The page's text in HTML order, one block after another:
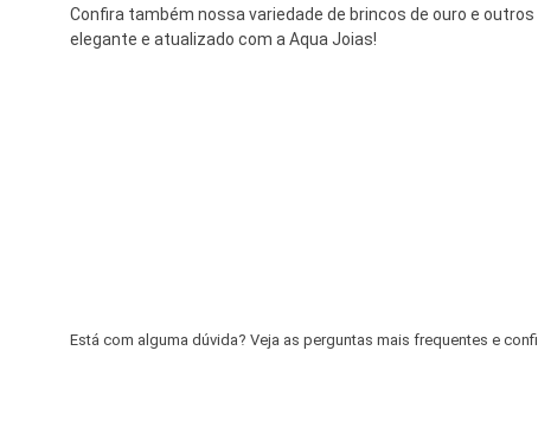
Confira também nossa variedade de brincos de ouro e
elegante e atualizado com a Aqua Joias!
Está com alguma dúvida? Veja as perguntas mais frequentes e